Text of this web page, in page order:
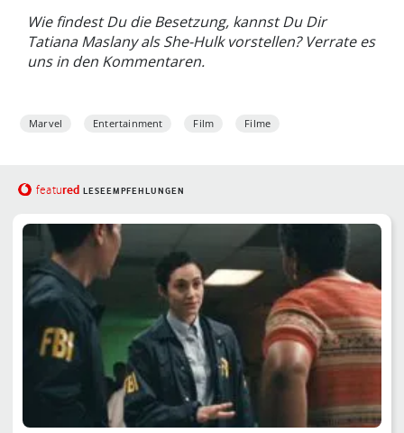
Wie findest Du die Besetzung, kannst Du Dir
Tatiana Maslany als She-Hulk vorstellen? Verrate es
uns in den Kommentaren.
Marvel Entertainment Film Filme
featured LESEEMPFEHLUNGEN